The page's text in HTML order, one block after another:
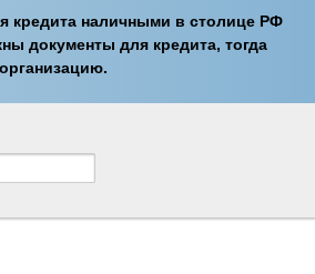
кредита наличными в столице РФ
документы для кредита, тогда